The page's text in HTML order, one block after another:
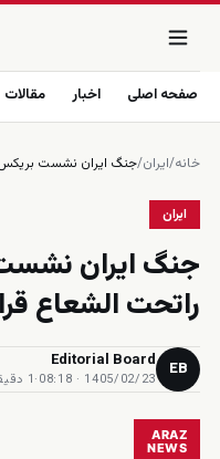
صفحه اصلی اخبار مقالات
خانه/ایران/جنگ ايران نشست بريكس
ایران
جنگ ايران
راتحت الشعاع
EB
Editorial Board
1405/02/23 · 08:18
·1 دقیقه مطالعه
ARAZ
NEWS